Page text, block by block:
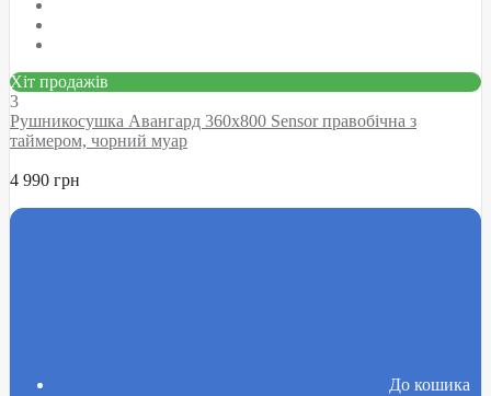
Хіт продажів
3
Рушникосушка Авангард 360х800 Sensor правобічна з
таймером, чорний муар
4 990 грн
До кошика